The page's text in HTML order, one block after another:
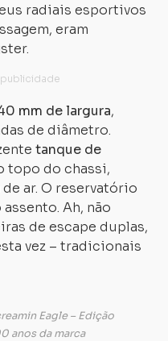
radiais esportivos
eram
mm de largura,
de diâmetro.
tanque de
topo do chassi,
ar. O reservatório
Ah, não
de escape duplas,
vez – tradicionais
Eagle – Edição
anos da marca